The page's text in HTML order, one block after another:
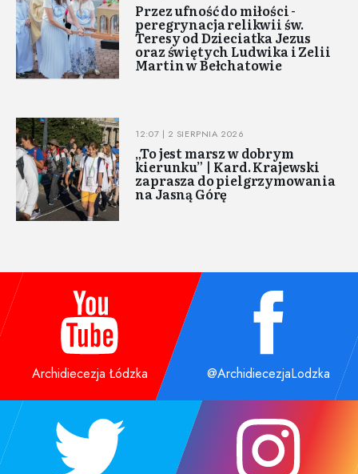
Przez ufność do miłości -
peregrynacja relikwii św.
Teresy od Dzieciatka Jezus
oraz świętych Ludwika i Zelii
Martin w Bełchatowie
12:07 | 2 SIERPNIA 2026
„To jest marsz w dobrym
kierunku” | Kard. Krajewski
zaprasza do pielgrzymowania
na Jasną Górę
Archidiecezja Łódzka @ArchidiecezjaLodzka